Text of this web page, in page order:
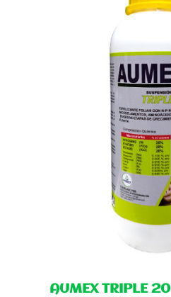
AUMEX TRIPLE 20